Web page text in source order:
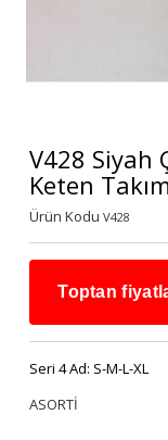
V428 Siyah
Keten
Ürün Kodu V428
Toptan
Seri 4 Ad: S-M-L-XL
ASORTİ